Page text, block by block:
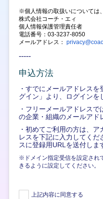
※個人情報の取扱いについては
株式会社コーチ・エィ
個人情報保護管理責任者
電話番号：03-3237-8050
メールアドレス：
-----
申込方法
・すでにメールアドレス
グイン」より、ログインを
・フリーメールアドレス
の企業・組織のメールアド
・初めてご利用の方は、
レスを下記に入力してくだ
スに登録用URLを送付しま
※ドメイン指定受信を設定され
きるように設定してください。
上記内容に同意する